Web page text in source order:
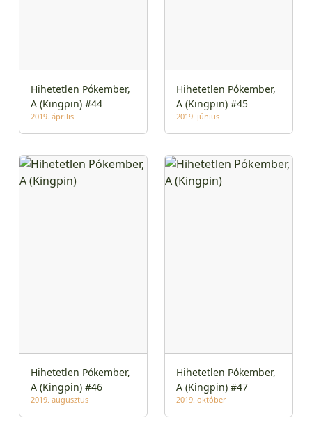
Hihetetlen Pókember,
A (Kingpin) #44
2019. április
Hihetetlen Pókember,
A (Kingpin) #45
2019. június
Hihetetlen Pókember,
A (Kingpin) #46
2019. augusztus
Hihetetlen Pókember,
A (Kingpin) #47
2019. október